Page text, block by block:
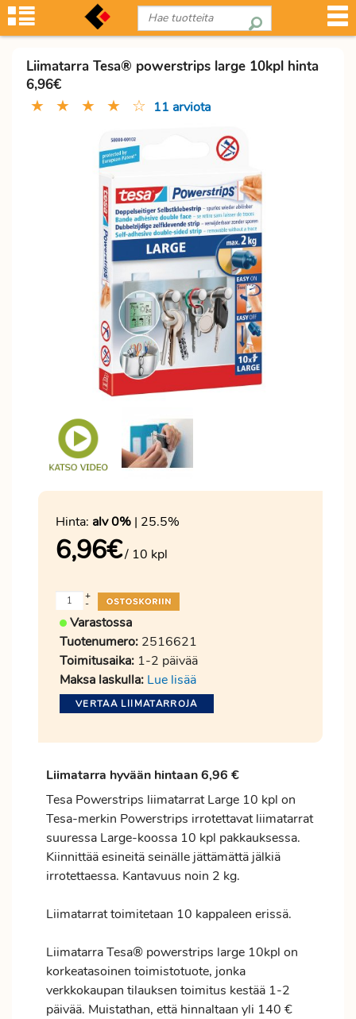
Liimatarra Tesa® powerstrips large 10kpl hinta
6,96€
★ ★ ★ ★ ☆ 11 arviota
Hinta: alv 0% | 25.5%
6,96€/ 10 kpl
-
+
Varastossa
Tuotenumero: 2516621
Toimitusaika: 1-2 päivää
Maksa laskulla: Lue lisää
VERTAA LIIMATARROJA
Liimatarra hyvään hintaan 6,96 €
Tesa Powerstrips liimatarrat Large 10 kpl on
Tesa-merkin Powerstrips irrotettavat liimatarrat
suuressa Large-koossa 10 kpl pakkauksessa.
Kiinnittää esineitä seinälle jättämättä jälkiä
irrotettaessa. Kantavuus noin 2 kg.
Liimatarrat toimitetaan 10 kappaleen erissä.
Liimatarra Tesa® powerstrips large 10kpl on
korkeatasoinen toimistotuote, jonka
verkkokaupan tilauksen toimitus kestää 1-2
päivää. Muistathan, että hinnaltaan yli 140 €